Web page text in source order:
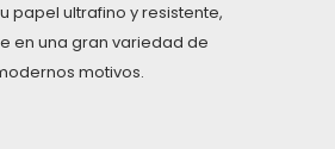
papel ultrafino y resistente,
en una gran variedad de
motivos.